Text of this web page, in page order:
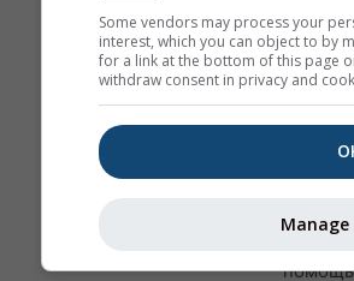
погоде
do
Some vendors may process your
interest, which you can object to by
for a link at the bottom of this page
withdraw consent in privacy and